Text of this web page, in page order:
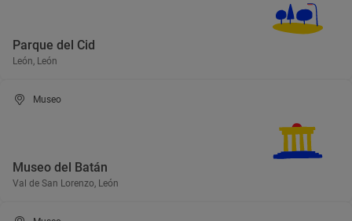
Parque del Cid
León, León
Museo
Museo del Batán
Val de San Lorenzo, León